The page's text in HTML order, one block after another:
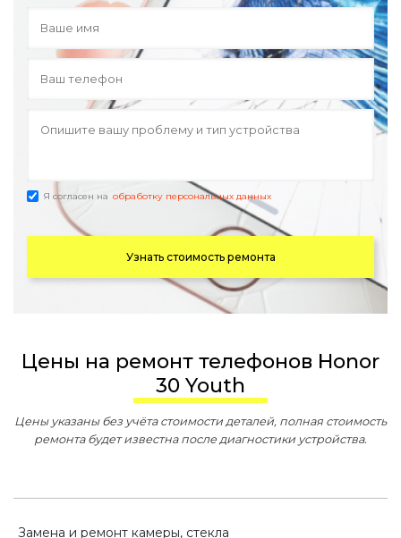
Я согласен на обработку персональных данных
Узнать стоимость ремонта
Цены на ремонт телефонов Honor
30 Youth
Цены указаны без учёта стоимости деталей, полная стоимость
ремонта будет известна после диагностики устройства.
Замена и ремонт камеры, стекла